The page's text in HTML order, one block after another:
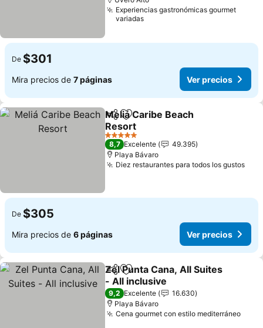
Experiencias gastronómicas gourmet
variadas
De $301
Mira precios de 7 páginas Ver precios
CompartirAgregar a favoritos
Meliá Caribe Beach
Resort
5 Estrellas
8,7 Excelente
49.395
Playa Bávaro
Diez restaurantes para todos los gustos
De $305
Mira precios de 6 páginas Ver precios
CompartirAgregar a favoritos
Zel Punta Cana, All Suites
- All inclusive
9,2 Excelente
16.630
Playa Bávaro
Cena gourmet con estilo mediterráneo